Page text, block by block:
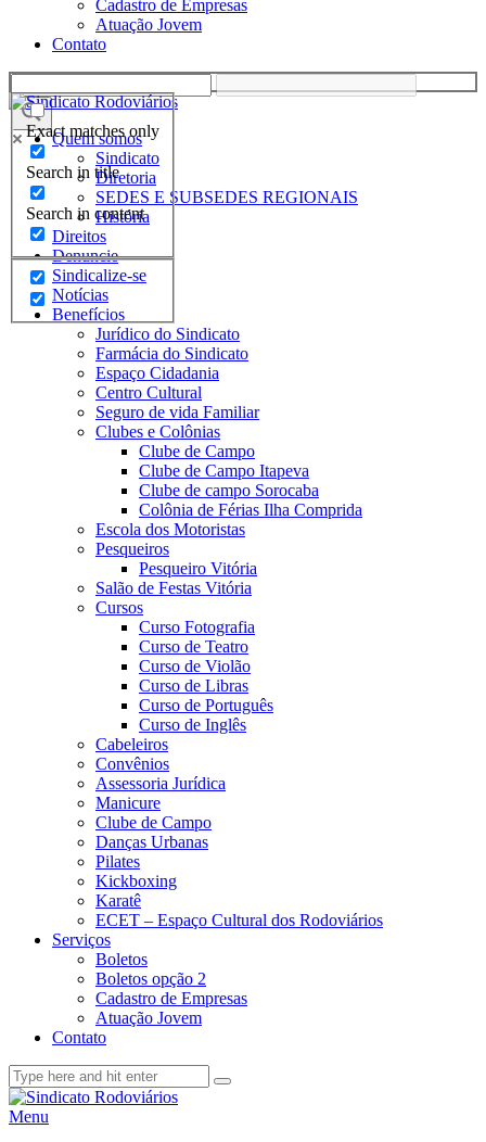
Cadastro de Empresas
Atuação Jovem
Contato
Exact matches only
Search in title
Search in content
Quem somos
Sindicato
Diretoria
SEDES E SUBSEDES REGIONAIS
História
Direitos
Denuncie
Sindicalize-se
Notícias
Benefícios
Jurídico do Sindicato
Farmácia do Sindicato
Espaço Cidadania
Centro Cultural
Seguro de vida Familiar
Clubes e Colônias
Clube de Campo
Clube de Campo Itapeva
Clube de campo Sorocaba
Colônia de Férias Ilha Comprida
Escola dos Motoristas
Pesqueiros
Pesqueiro Vitória
Salão de Festas Vitória
Cursos
Curso Fotografia
Curso de Teatro
Curso de Violão
Curso de Libras
Curso de Português
Curso de Inglês
Cabeleiros
Convênios
Assessoria Jurídica
Manicure
Clube de Campo
Danças Urbanas
Pilates
Kickboxing
Karatê
ECET – Espaço Cultural dos Rodoviários
Serviços
Boletos
Boletos opção 2
Cadastro de Empresas
Atuação Jovem
Contato
Menu